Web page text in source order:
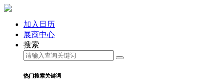
加入日历
展商中心
搜索
热门搜索关键词